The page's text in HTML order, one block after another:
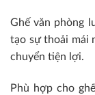
Ghế văn phòng
tạo sự thoải mái
chuyển tiện lợi.
Phù hợp cho